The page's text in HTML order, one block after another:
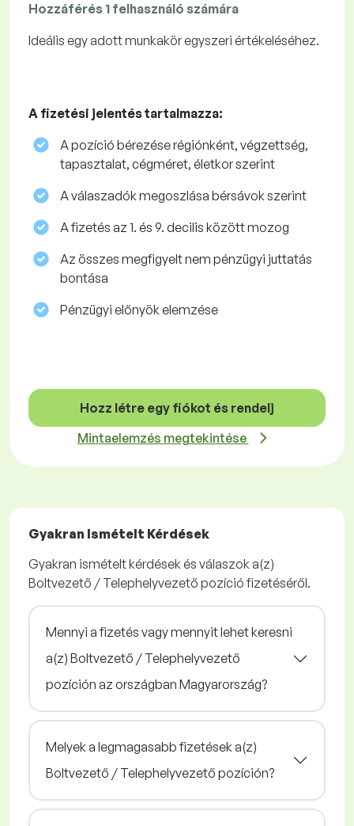
Hozzáférés 1 felhasználó számára
Ideális egy adott munkakör egyszeri értékeléséhez.
A fizetési jelentés tartalmazza:
A pozíció bérezése régiónként, végzettség,
tapasztalat, cégméret, életkor szerint
A válaszadók megoszlása ​​bérsávok szerint
A fizetés az 1. és 9. decilis között mozog
Az összes megfigyelt nem pénzügyi juttatás
bontása
Pénzügyi előnyök elemzése
Hozz létre egy fiókot és rendelj
Mintaelemzés megtekintése
Gyakran Ismételt Kérdések
Gyakran ismételt kérdések és válaszok a(z)
Boltvezető / Telephelyvezető pozíció fizetéséről.
Mennyi a fizetés vagy mennyit lehet keresni
a(z) Boltvezető / Telephelyvezető
pozíción az országban Magyarország?
Melyek a legmagasabb fizetések a(z)
Boltvezető / Telephelyvezető pozíción?